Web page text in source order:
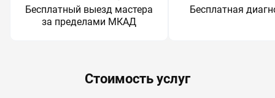
Бесплатный выезд мастера
за пределами МКАД
Бесплатная
Стоимость услуг